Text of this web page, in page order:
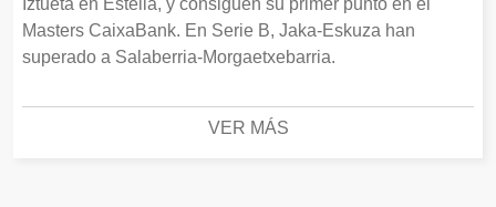
Masters CaixaBank. En Serie B, Jaka-Eskuza han
superado a Salaberria-Morgaetxebarria.
VER MÁS